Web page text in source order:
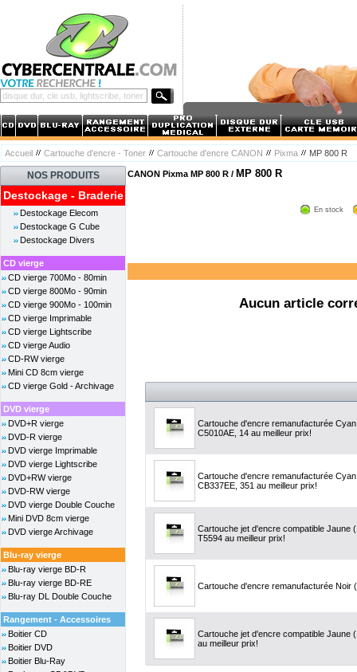
Accueil Cartouche d'encre - Toner Cartouche d'encre CANON Pixma MP 800 R
NOS PRODUITS
Destockage - Braderie
Destockage Elecom
Destockage G Cube
Destockage Divers
CD vierge
CD vierge 700Mo - 80min
CD vierge 800Mo - 90min
CD vierge 900Mo - 100min
CD vierge Imprimable
CD vierge Lightscribe
CD vierge Audio
CD-RW vierge
Mini CD 8cm vierge
CD vierge Gold - Archivage
DVD vierge
DVD+R vierge
DVD-R vierge
DVD vierge Imprimable
DVD vierge Lightscribe
DVD+RW vierge
DVD-RW vierge
DVD vierge Double Couche
Mini DVD 8cm vierge
DVD vierge Archivage
Blu-ray vierge
Blu-ray vierge BD-R
Blu-ray vierge BD-RE
Blu-ray DL Double Couche
Rangement - Accessoires
Boitier CD
Boitier DVD
Boitier Blu-Ray
CANON Pixma MP 800 R / MP 800 R
En stock
Aucun article
Cartouche d'encre remanufacturée
C5010AE, 14 au meilleur prix!
Cartouche d'encre remanufacturée
CB337EE, 351 au meilleur prix!
Cartouche jet d'encre compatible Jaune
T5594 au meilleur prix!
Cartouche d'encre remanufacturée Noir
Cartouche jet d'encre compatible Jaune
au meilleur prix!